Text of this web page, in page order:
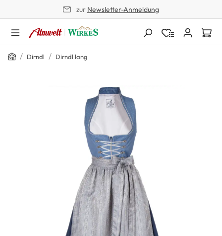
zur Newsletter-Anmeldung
Home
/ Dirndl / Dirndl lang